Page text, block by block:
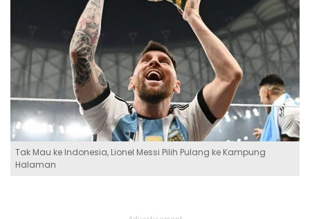
Tak Mau ke Indonesia, Lionel Messi Pilih Pulang ke Kampung
Halaman